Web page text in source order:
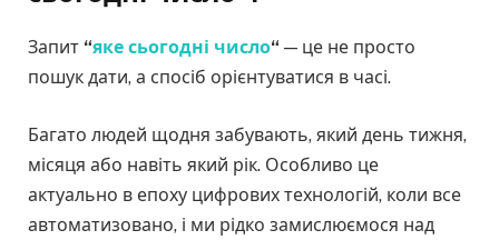
Запит “яке сьогодні число“ — це не просто
пошук дати, а спосіб орієнтуватися в часі.
Багато людей щодня забувають, який день тижня,
місяця або навіть який рік. Особливо це
актуально в епоху цифрових технологій, коли все
автоматизовано, і ми рідко замислюємося над